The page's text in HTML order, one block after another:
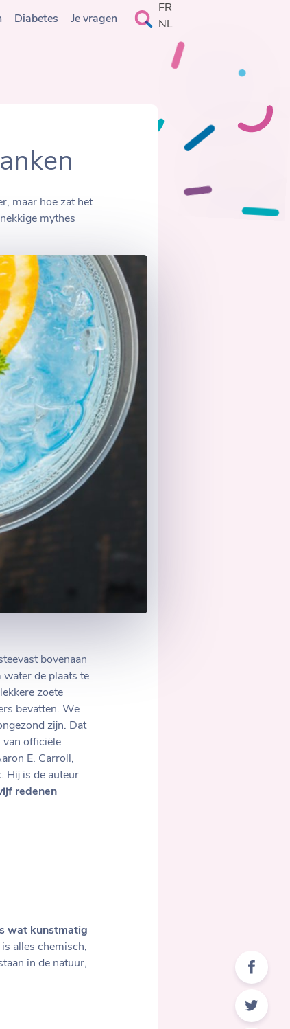
Diabetes Je vragen
Search
for:
FR
NL
maar hoe zat het
mythes
bovenaan
water de plaats te
zoete
bevatten. We
zijn. Dat
van officiële
E. Carroll,
Hij is de auteur
redenen
wat kunstmatig
alles chemisch,
in de natuur,